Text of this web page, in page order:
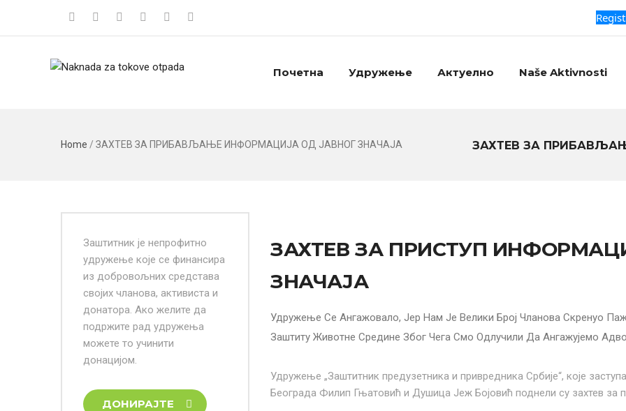
Почетна Удружење Актуелно Naše Aktivnosti
ЗАХТЕВ ЗА
Home / ЗАХТЕВ ЗА ПРИБАВЉАЊЕ ИНФОРМАЦИЈА ОД ЈАВНОГ ЗНАЧАЈА
ЗАХТЕВ ЗА ПРИСТУП
ЗНАЧАЈА
Удружење Се Ангажовало, Јер Нам Је Велики Број Чланова Скренуо
Заштиту Животне Средине Због Чега Смо Одлучили Да Ангажујемо
Удружење „Заштитник предузетника и привредника Србије“, које
Београда Филип Гњатовић и Душица Јеж Бојовић поднели су захтев за
Заштитник је непрофитно
удружење које се финансира
из добровољних средстава
својих чланова, активиста и
донатора. Ако желите да
подржите рад удружења
можете то учинити
донацијом.
ДОНИРАЈТЕ